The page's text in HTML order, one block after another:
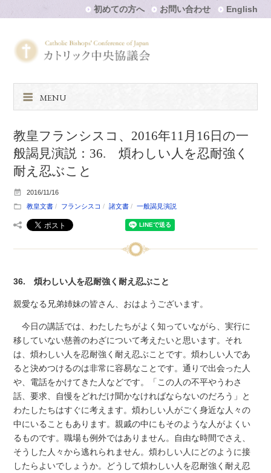
初めての方へ お問い合わせ English
MENU
教皇フランシスコ、2016年11月16日の一
般謁見演説：36. 煩わしい人を忍耐強く
耐え忍ぶこと
2016/11/16
教皇文書
フランシスコ 諸文書 一般謁見演説
36. 煩わしい人を忍耐強く耐え忍ぶこと
親愛なる兄弟姉妹の皆さん、おはようございます。
今日の講話では、わたしたちがよく知っていながら、実行に
移していない慈善のわざについて考えたいと思います。それ
は、煩わしい人を忍耐強く耐え忍ぶことです。煩わしい人であ
ると決めつけるのは非常に容易なことです。通りで出会った人
や、電話をかけてきた人などです。「この人の不平やうわさ
話、要求、自慢をどれだけ聞かなければならないのだろう」と
わたしたちはすぐに考えます。煩わしい人がごく身近な人々の
中にいることもあります。親戚の中にもそのような人がよくい
るものです。職場も例外ではありません。自由な時間でさえ、
そうした人々から逃れられません。煩わしい人にどのように接
したらよいでしょうか。どうして煩わしい人を忍耐強く耐え忍